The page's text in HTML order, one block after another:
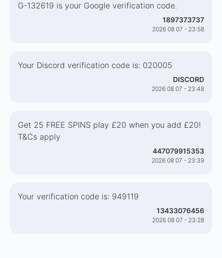
G-132619 is your Google verification code.
1897373737
2026 08 07 - 23:58
Your Discord verification code is: 020005
DISCORD
2026 08 07 - 23:48
Get 25 FREE SPINS play £20 when you add £20!
T&Cs apply
447079915353
2026 08 07 - 23:39
Your verification code is: 949119
13433076456
2026 08 07 - 23:28